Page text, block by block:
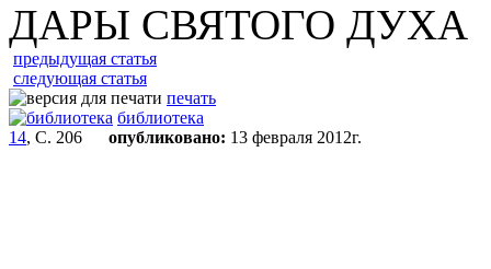
ДАРЫ СВЯТОГО ДУХА
предыдущая статья
следующая статья
печать
библиотека
14, С. 206 опубликовано: 13 февраля 2012г.